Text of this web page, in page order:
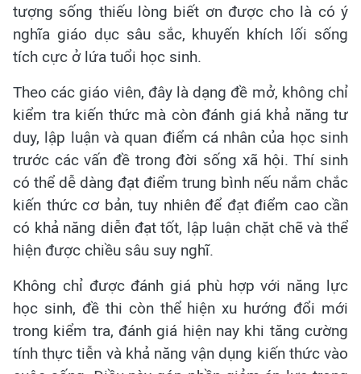
tượng sống thiếu lòng biết ơn được cho là có ý
nghĩa giáo dục sâu sắc, khuyến khích lối sống
tích cực ở lứa tuổi học sinh.
Theo các giáo viên, đây là dạng đề mở, không chỉ
kiểm tra kiến thức mà còn đánh giá khả năng tư
duy, lập luận và quan điểm cá nhân của học sinh
trước các vấn đề trong đời sống xã hội. Thí sinh
có thể dễ dàng đạt điểm trung bình nếu nắm chắc
kiến thức cơ bản, tuy nhiên để đạt điểm cao cần
có khả năng diễn đạt tốt, lập luận chặt chẽ và thể
hiện được chiều sâu suy nghĩ.
Không chỉ được đánh giá phù hợp với năng lực
học sinh, đề thi còn thể hiện xu hướng đổi mới
trong kiểm tra, đánh giá hiện nay khi tăng cường
tính thực tiễn và khả năng vận dụng kiến thức vào